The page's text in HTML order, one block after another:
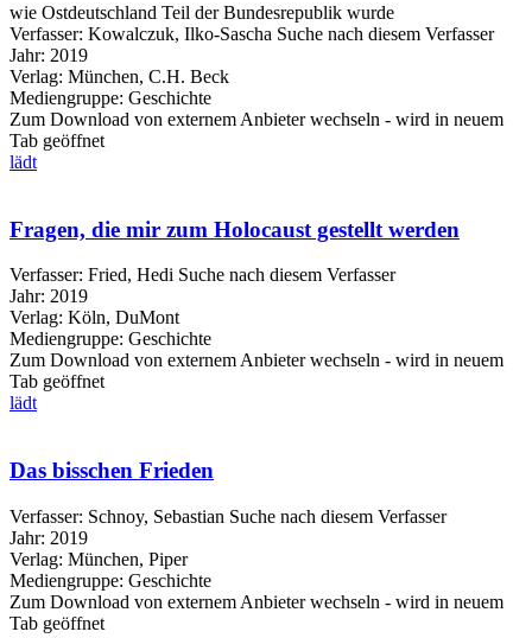
wie Ostdeutschland Teil der Bundesrepublik wurde
Verfasser: Kowalczuk, Ilko-Sascha Suche nach diesem Verfasser
Jahr: 2019
Verlag: München, C.H. Beck
Mediengruppe: Geschichte
Zum Download von externem Anbieter wechseln - wird in neuem
Tab geöffnet
lädt
Fragen, die mir zum Holocaust gestellt werden
Verfasser: Fried, Hedi Suche nach diesem Verfasser
Jahr: 2019
Verlag: Köln, DuMont
Mediengruppe: Geschichte
Zum Download von externem Anbieter wechseln - wird in neuem
Tab geöffnet
lädt
Das bisschen Frieden
Verfasser: Schnoy, Sebastian Suche nach diesem Verfasser
Jahr: 2019
Verlag: München, Piper
Mediengruppe: Geschichte
Zum Download von externem Anbieter wechseln - wird in neuem
Tab geöffnet